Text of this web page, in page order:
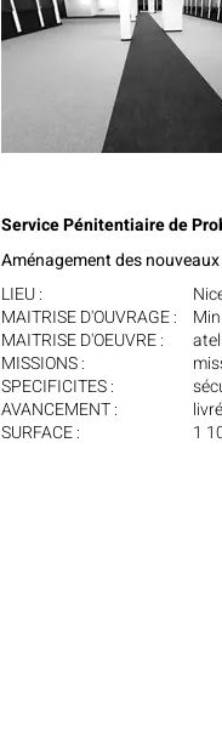
Service Pénitentiaire de
Aménagement des
LIEU :
MAITRISE D'OUVRAGE :
MAITRISE D'OEUVRE :
MISSIONS :
SPECIFICITES :
AVANCEMENT :
SURFACE :
1